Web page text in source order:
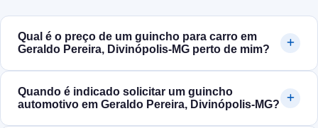
Qual é o preço de um guincho para carro em
Geraldo Pereira, Divinópolis‑MG perto de mim?
Quando é indicado solicitar um guincho
automotivo em Geraldo Pereira, Divinópolis‑MG?